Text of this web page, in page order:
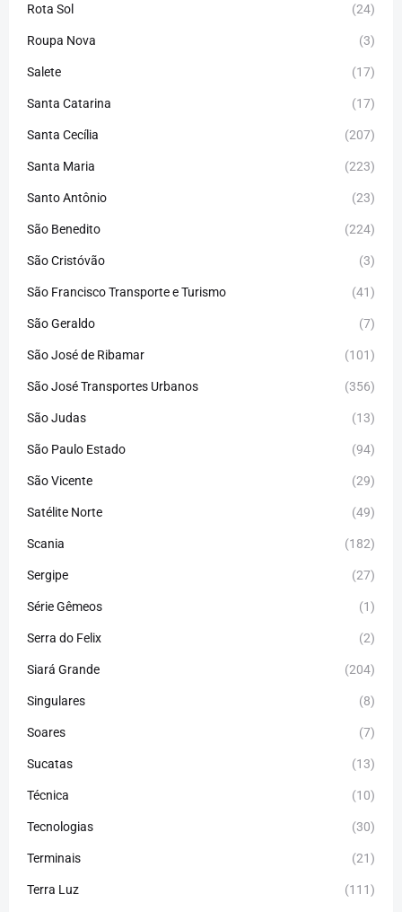
Rota Sol (24)
Roupa Nova (3)
Salete (17)
Santa Catarina (17)
Santa Cecília (207)
Santa Maria (223)
Santo Antônio (23)
São Benedito (224)
São Cristóvão (3)
São Francisco Transporte e Turismo (41)
São Geraldo (7)
São José de Ribamar (101)
São José Transportes Urbanos (356)
São Judas (13)
São Paulo Estado (94)
São Vicente (29)
Satélite Norte (49)
Scania (182)
Sergipe (27)
Série Gêmeos (1)
Serra do Felix (2)
Siará Grande (204)
Singulares (8)
Soares (7)
Sucatas (13)
Técnica (10)
Tecnologias (30)
Terminais (21)
Terra Luz (111)